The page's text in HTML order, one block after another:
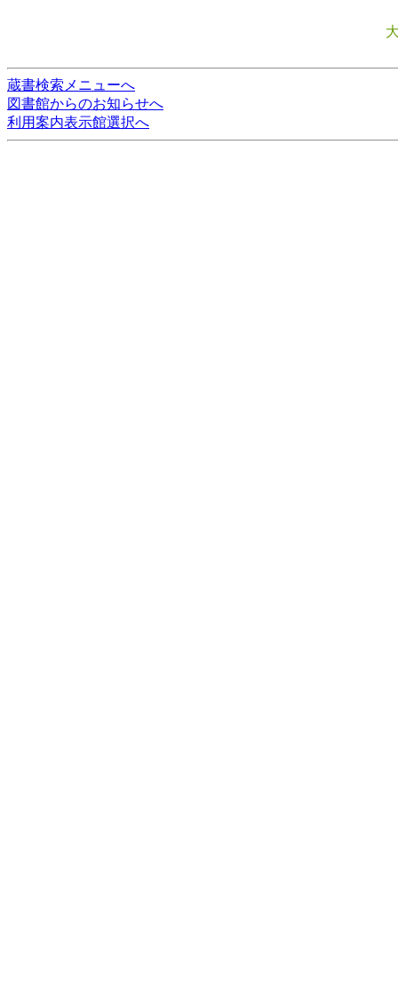
蔵書検索メニューへ
図書館からのお知らせへ
利用案内表示館選択へ